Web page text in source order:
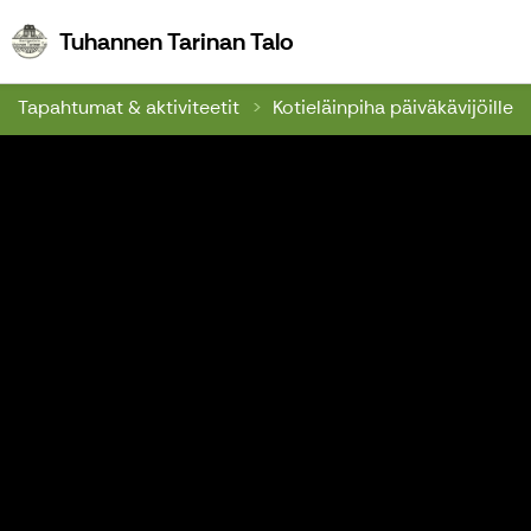
Tuhannen Tarinan Talo
Tapahtumat & aktiviteetit Kotieläinpiha päiväkävijöille